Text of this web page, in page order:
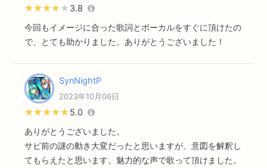
★★★★★
★★★★★ 3.8
今回もイメージに合った歌詞とボーカルをすぐに頂けたの
で、とても助かりました。ありがとうございました！
SynNightP
2023年10月06日
★★★★★
★★★★★ 5.0
ありがとうございました。
サビ前の謎の動き大変だったと思いますが、意図を解釈し
てもらえたと思います。魅力的な声で歌って頂けました。